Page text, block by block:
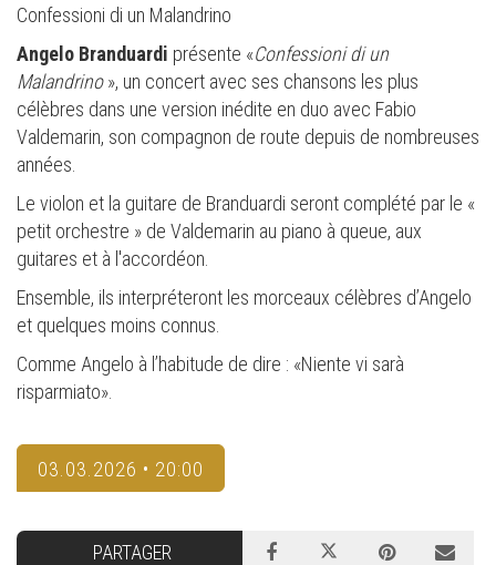
Confessioni di un Malandrino
Angelo Branduardi présente «Confessioni di un
Malandrino», un concert avec ses chansons les plus
célèbres dans une version inédite en duo avec Fabio
Valdemarin, son compagnon de route depuis de nombreuses
années.
Le violon et la guitare de Branduardi seront complété par le «
petit orchestre » de Valdemarin au piano à queue, aux
guitares et à l'accordéon.
Ensemble, ils interpréteront les morceaux célèbres d’Angelo
et quelques moins connus.
Comme Angelo à l’habitude de dire : «Niente vi sarà
risparmiato».
03.03.2026 • 20:00
PARTAGER